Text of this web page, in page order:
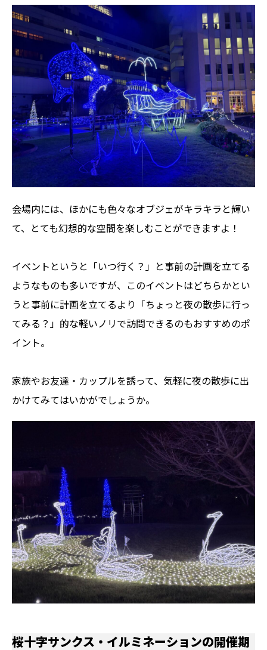
会場内には、ほかにも色々なオブジェがキラキラと輝い
て、とても幻想的な空間を楽しむことができますよ！
イベントというと「いつ行く？」と事前の計画を立てる
ようなものも多いですが、このイベントはどちらかとい
うと事前に計画を立てるより「ちょっと夜の散歩に行っ
てみる？」的な軽いノリで訪問できるのもおすすめのポ
イント。
家族やお友達・カップルを誘って、気軽に夜の散歩に出
かけてみてはいかがでしょうか。
桜十字サンクス・イルミネーションの開催期